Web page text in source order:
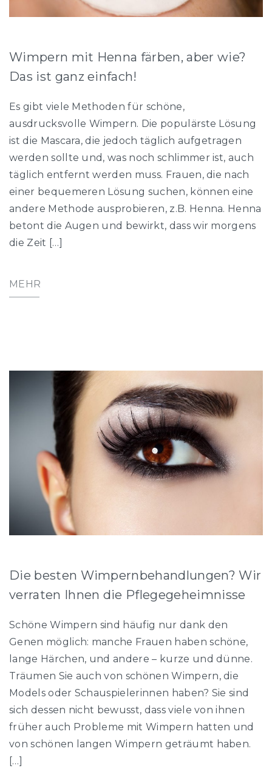
Wimpern mit Henna färben, aber wie?
Das ist ganz einfach!
Es gibt viele Methoden für schöne,
ausdrucksvolle Wimpern. Die populärste Lösung
ist die Mascara, die jedoch täglich aufgetragen
werden sollte und, was noch schlimmer ist, auch
täglich entfernt werden muss. Frauen, die nach
einer bequemeren Lösung suchen, können eine
andere Methode ausprobieren, z.B. Henna. Henna
betont die Augen und bewirkt, dass wir morgens
die Zeit […]
MEHR
Die besten Wimpernbehandlungen? Wir
verraten Ihnen die Pflegegeheimnisse
Schöne Wimpern sind häufig nur dank den
Genen möglich: manche Frauen haben schöne,
lange Härchen, und andere – kurze und dünne.
Träumen Sie auch von schönen Wimpern, die
Models oder Schauspielerinnen haben? Sie sind
sich dessen nicht bewusst, dass viele von ihnen
früher auch Probleme mit Wimpern hatten und
von schönen langen Wimpern geträumt haben.
[…]